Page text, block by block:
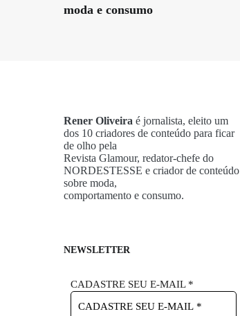
moda e consumo
Rener Oliveira é jornalista, eleito um
dos 10 criadores de conteúdo para ficar
de olho pela
Revista Glamour, redator-chefe do
NORDESTESSE e criador de conteúdo
sobre moda,
comportamento e consumo.
NEWSLETTER
CADASTRE SEU E-MAIL *